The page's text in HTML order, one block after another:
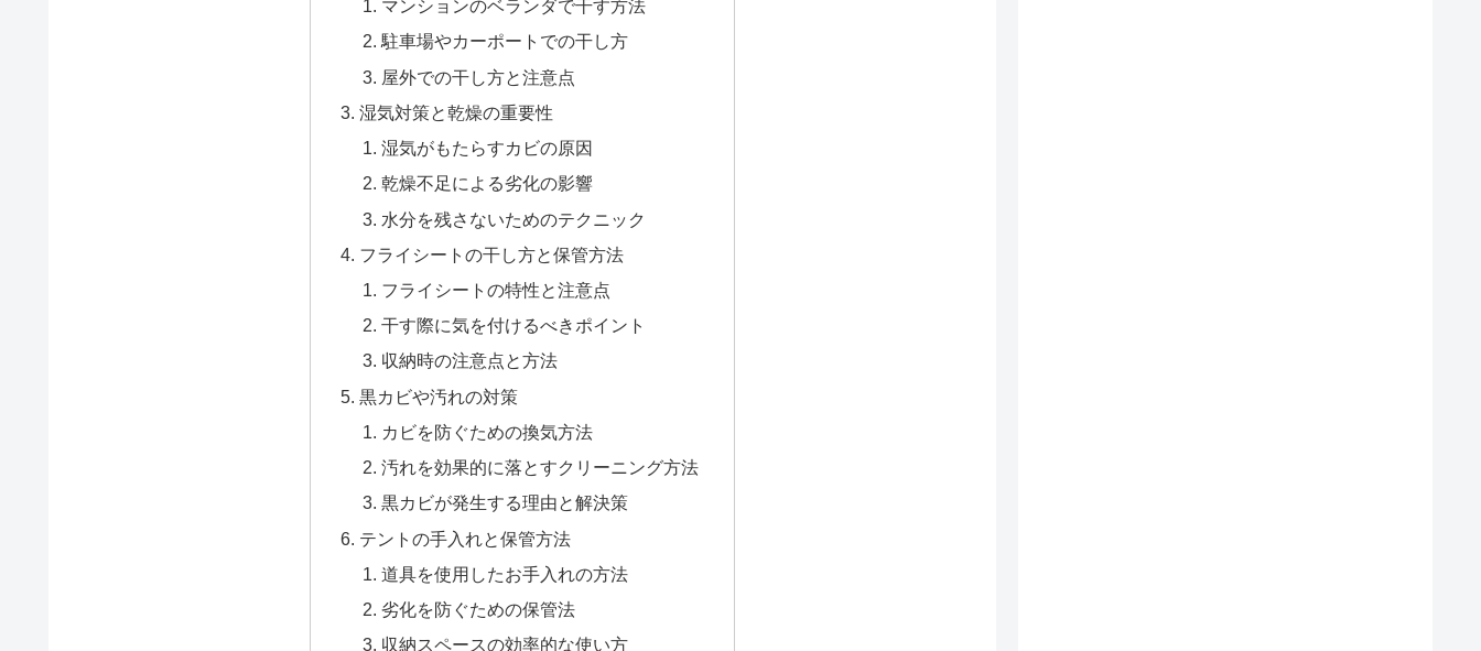
マンションのベランダで干す方法
駐車場やカーポートでの干し方
屋外での干し方と注意点
湿気対策と乾燥の重要性
湿気がもたらすカビの原因
乾燥不足による劣化の影響
水分を残さないためのテクニック
フライシートの干し方と保管方法
フライシートの特性と注意点
干す際に気を付けるべきポイント
収納時の注意点と方法
黒カビや汚れの対策
カビを防ぐための換気方法
汚れを効果的に落とすクリーニング方法
黒カビが発生する理由と解決策
テントの手入れと保管方法
道具を使用したお手入れの方法
劣化を防ぐための保管法
収納スペースの効率的な使い方